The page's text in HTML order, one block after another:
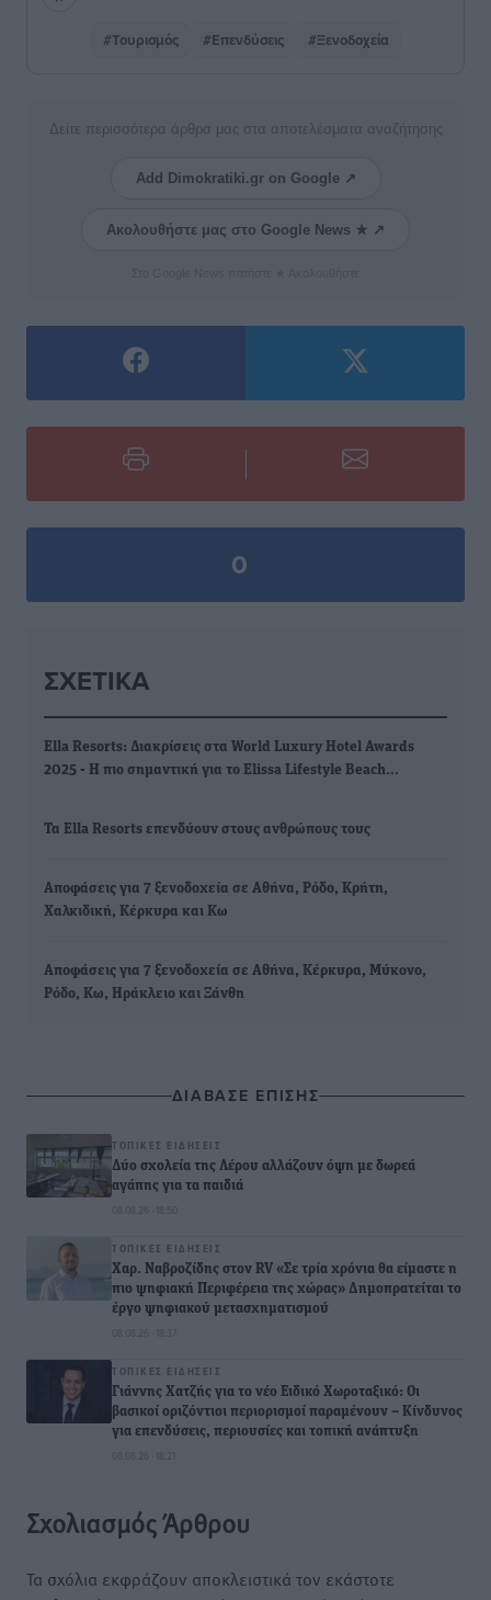
#Τουρισμός #Επενδύσεις #Ξενοδοχεία
Δείτε περισσότερα άρθρα μας στα αποτελέσματα αναζήτησης
Add Dimokratiki.gr on Google ↗
Ακολουθήστε μας στο Google News ★ ↗
0
ΣΧΕΤΙΚΆ
Ella Resorts: Διακρίσεις στα World Luxury Hotel Awards
2025 - Η πιο σημαντική για το Elissa Lifestyle Beach…
Τα Ella Resorts επενδύουν στους ανθρώπους τους
Αποφάσεις για 7 ξενοδοχεία σε Αθήνα, Ρόδο, Κρήτη,
Χαλκιδική, Κέρκυρα και Κω
Αποφάσεις για 7 ξενοδοχεία σε Αθήνα, Κέρκυρα, Μύκονο,
Ρόδο, Κω, Ηράκλειο και Ξάνθη
ΔΙΑΒΑΣΕ ΕΠΙΣΗΣ
ΤΟΠΙΚΈΣ ΕΙΔΉΣΕΙΣ
Δύο σχολεία της Λέρου αλλάζουν όψη με δωρεά
αγάπης για τα παιδιά
08.08.26 · 18:50
ΤΟΠΙΚΈΣ ΕΙΔΉΣΕΙΣ
Χαρ. Ναβροζίδης στον RV «Σε τρία χρόνια θα είμαστε η
πιο ψηφιακή Περιφέρεια της χώρας» Δημοπρατείται το
έργο ψηφιακού μετασχηματισμού
08.08.26 · 18:37
ΤΟΠΙΚΈΣ ΕΙΔΉΣΕΙΣ
Γιάννης Χατζής για το νέο Ειδικό Χωροταξικό: Οι
βασικοί οριζόντιοι περιορισμοί παραμένουν – Κίνδυνος
για επενδύσεις, περιουσίες και τοπική ανάπτυξη
08.08.26 · 18:21
Σχολιασμός Άρθρου
Τα σχόλια εκφράζουν αποκλειστικά τον εκάστοτε